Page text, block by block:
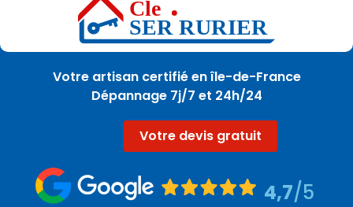
Votre artisan certifié en île-de-France
Dépannage 7j/7 et 24h/24
Votre devis gratuit
4,7/5